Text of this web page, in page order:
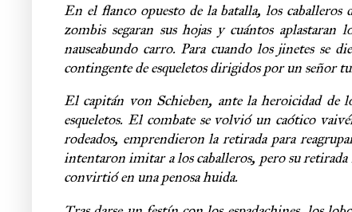
En el flanco opuesto de la batalla, los
zombis segaran sus hojas y cuántos aplastaran
nauseabundo carro. Para cuando los jinetes se
contingente de esqueletos dirigidos por un señor
El capitán von Schieben, ante la heroicidad de
esqueletos. El combate se volvió un caótico
rodeados, emprendieron la retirada para
intentaron imitar a los caballeros, pero su retirada
convirtió en una penosa huida.